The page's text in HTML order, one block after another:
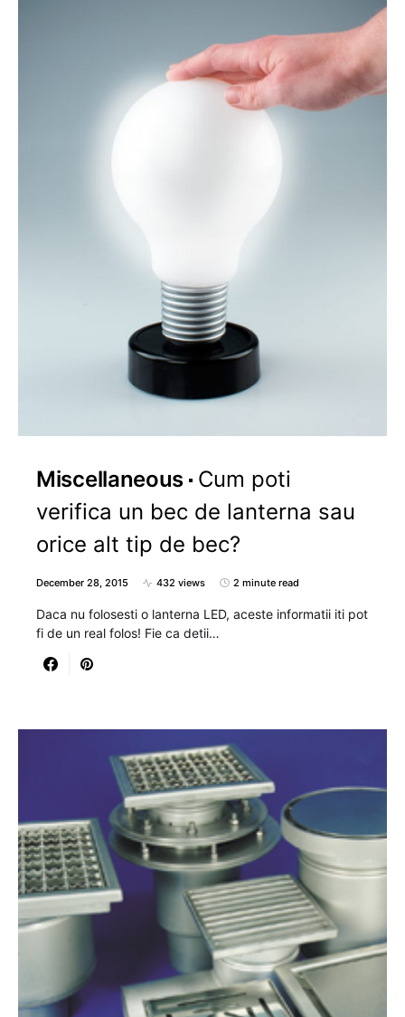
Miscellaneous Cum poti
verifica un bec de lanterna sau
orice alt tip de bec?
December 28, 2015 432 views 2 minute read
Daca nu folosesti o lanterna LED, aceste informatii iti pot
fi de un real folos! Fie ca detii…